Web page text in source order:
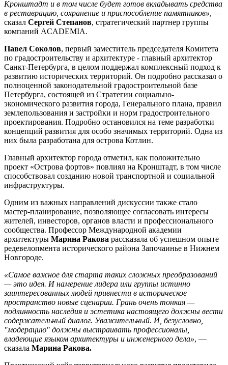
Кронштадт и в том числе будет готов вкладывать средства
в реставрацию, сохранение и приспособление памятников», —
сказал Сергей Степанов, стратегический партнер группы
компаний ACADEMIA.
Павел Соколов, первый заместитель председателя Комитета
по градостроительству и архитектуре - главный архитектор
Санкт-Петербурга, в целом поддержал комплексный подход к
развитию исторических территорий. Он подробно рассказал о
полноценной законодательной градостроительной базе
Петербурга, состоящей из Стратегии социально-
экономического развития города, Генерального плана, правил
землепользования и застройки и норм градостроительного
проектирования. Подробно остановился на теме разработки
концепций развития для особо значимых территорий. Одна из
них была разработана для острова Котлин.
Главный архитектор города отметил, как положительно
проект «Острова фортов» повлиял на Кронштадт, в том числе
способствовал созданию новой транспортной и социальной
инфраструктуры.
Одним из важных направлений дискуссии также стало
мастер-планирование, позволяющее согласовать интересы
жителей, инвесторов, органов власти и профессионального
сообщества. Профессор Международной академии
архитектуры Марина Ракова рассказала об успешном опыте
редевелопмента исторического района Започаинье в Нижнем
Новгороде.
«Самое важное для старта таких сложных преобразований
— это идея. И намерение лидера или группы истинно
заинтересованных людей привнести в историческое
пространство новые сценарии. Грань очень тонкая —
подлинность наследия и эстетика настоящего должны вести
содержательный диалог. Уважительный. И, безусловно,
"модерацию" должны выстраивать профессионалы,
владеющие языком архитектуры и инженерного дела», —
сказала Марина Ракова.